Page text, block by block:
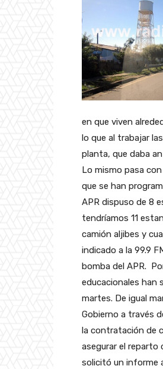
en que viven
lo que al trabajar
planta, que daba
Lo mismo pasa
que se han
APR dispuso de 8
tendríamos 11
camión aljibes y
indicado a la 99.9
bomba del APR.
educacionales han
martes. De igual
Gobierno a través
la contratación de
asegurar el reparto
solicitó un informe